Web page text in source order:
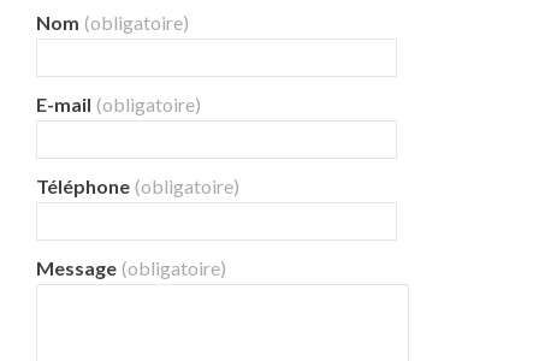
Nom (obligatoire)
E-mail (obligatoire)
Téléphone (obligatoire)
Message (obligatoire)